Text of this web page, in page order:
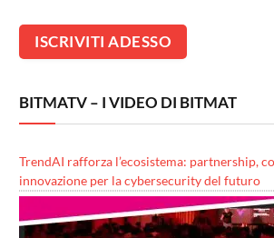
BITMATV – I VIDEO DI BITMAT
TrendAI rafforza l’ecosistema: partnership,
innovazione per la cybersecurity del futuro